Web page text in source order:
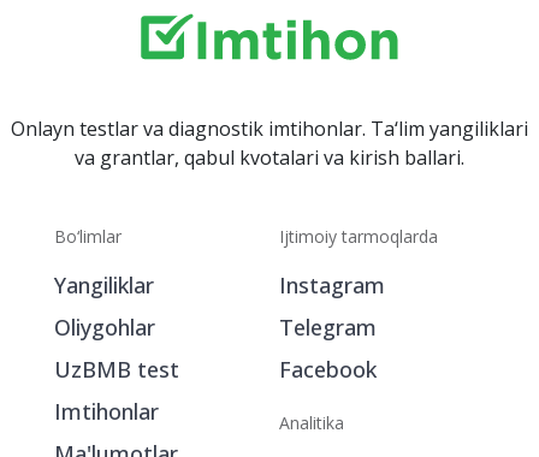
Onlayn testlar va diagnostik imtihonlar. Ta‘lim yangiliklari
va grantlar, qabul kvotalari va kirish ballari.
Bo‘limlar
Yangiliklar
Oliygohlar
UzBMB test
Imtihonlar
Ijtimoiy tarmoqlarda
Instagram
Telegram
Facebook
Analitika